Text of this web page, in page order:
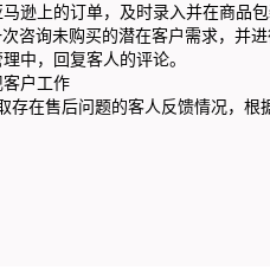
上的订单，及时录入并在商品包
询未购买的潜在客户需求，并进
，回复客人的评论。
户工作
在售后问题的客人反馈情况，根